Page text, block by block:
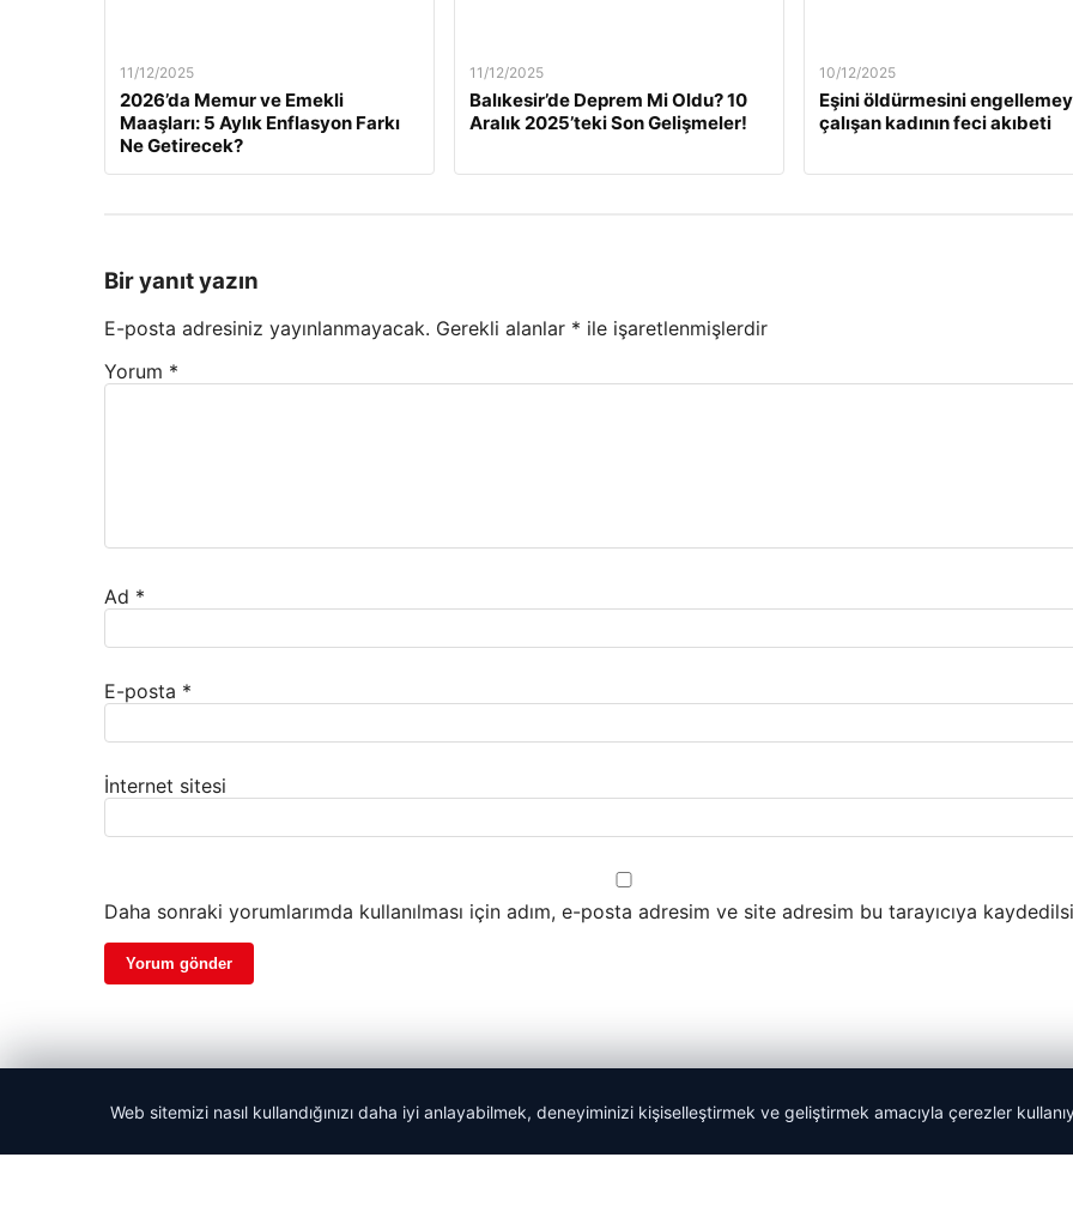
11/12/2025
2026’da Memur ve Emekli
Maaşları: 5 Aylık Enflasyon Farkı
Ne Getirecek?
11/12/2025
Balıkesir’de Deprem Mi Oldu? 10
Aralık 2025’teki Son Gelişmeler!
10/12/2025
Eşini öldürmesini
çalışan kadının feci akıbeti
Bir yanıt yazın
E-posta adresiniz yayınlanmayacak. Gerekli alanlar * ile işaretlenmişlerdir
Yorum *
Ad *
E-posta *
İnternet sitesi
Daha sonraki yorumlarımda kullanılması için adım, e-posta adresim ve site adresim bu tarayıcıya
Web sitemizi nasıl kullandığınızı daha iyi anlayabilmek, deneyiminizi kişiselleştirmek ve geliştirmek amacıyla çerezler